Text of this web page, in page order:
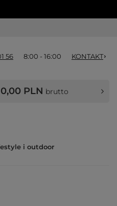
56 8:00 - 16:00 KONTAKT
0,00 PLN brutto
i outdoor